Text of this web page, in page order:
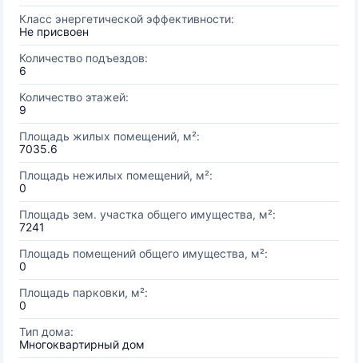
Класс энергетической эффективности:
Не присвоен
Количество подъездов:
6
Количество этажей:
9
Площадь жилых помещений, м²:
7035.6
Площадь нежилых помещений, м²:
0
Площадь зем. участка общего имущества, м²:
7241
Площадь помещений общего имущества, м²:
0
Площадь парковки, м²:
0
Тип дома:
Многоквартирный дом